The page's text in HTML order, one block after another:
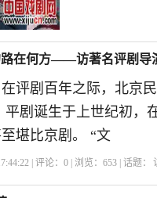
在何方——访著名评剧导
评剧百年之际，北京
平剧诞生于上世纪初，
堪比京剧。 “文
| 评论： 0 | 浏览： 653 | 话题：